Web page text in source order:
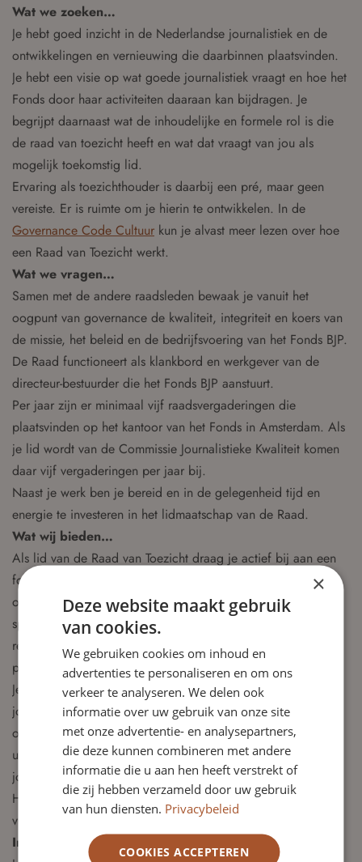
Wat we zoeken…
Je hebt goed inzicht in de Nederlandse journalistiek en de
ontwikkelingen en vernieuwing die daarbinnen plaatsvinden.
Je hebt een visie op wat goede journalistiek vraagt en hoe het
Fonds door haar activiteiten daaraan kan bijdragen. Je
begrijpt daarnaast wat de inhoudelijke en formele rol is die
de raad van toezicht heeft en wat dat vraagt van jou als
mogelijk toekomstig lid.
Ervaring als toezichthouder is daarbij een pré, maar geen
vereiste. Er is ruimte om je hierin te ontwikkelen. In de
Governance Code Cultuur kun je alvast meer lezen over hoe
een Raad van Toezicht werkt.
Wat we vragen…
Samen met de andere raadsleden bewaak je vanuit het
oogpunt van governance de kwaliteit, integriteit en koers van
de missie, het beleid en de bedrijfsvoering van het Fonds BJP.
De Raad functioneert als klankbord en werkgever van de
directeur-bestuurder die het Fonds BJP aanstuurt.
Per jaar zijn er minimaal vijf raadsvergaderingen die
plaatsvinden op het kantoor van het Fonds in Amsterdam. Als
je lid wordt van de Commissie Journalistieke Kwaliteit komen
daar vijf vergaderingen per jaar bij.
Naast je werk ben je bereid en in de gelegenheid tijd en
energie te investeren in het lidmaatschap van de Raad.
Wat wij bieden…
Als lid van de Raad van Toezicht draag je actief bij aan een
fonds dat zich inzet voor de ondersteuning van goede,
onafhankelijke Nederlandse (onderzoeks-)journalistiek – met
speciale aandacht voor individuele journalisten en het
realiseren van hun eigen projecten en
professionaliseringsbehoeften.
Je maakt deel uit van een groot en inspirerend netwerk van
journalisten en adviseurs van het Fonds die gemotiveerd zijn
om de journalistiek in Nederland te ondersteunen. Je wordt
uitgenodigd voor door het Fonds BJP georganiseerde
journalistieke bijeenkomsten en andere evenementen.
Het betreft een onbezoldigde functie waarvoor een
vrijwilligersvergoeding beschikbaar is.
Interesse?
×
Deze website maakt gebruik
van cookies.
We gebruiken cookies om inhoud en
advertenties te personaliseren en om ons
verkeer te analyseren. We delen ook
informatie over uw gebruik van onze site
met onze advertentie- en analysepartners,
die deze kunnen combineren met andere
informatie die u aan hen heeft verstrekt of
die zij hebben verzameld door uw gebruik
van hun diensten. Privacybeleid
COOKIES ACCEPTEREN